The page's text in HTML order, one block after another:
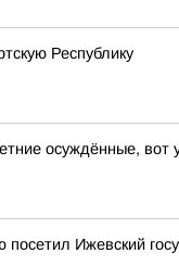
Республику
осуждённые,
Ижевский